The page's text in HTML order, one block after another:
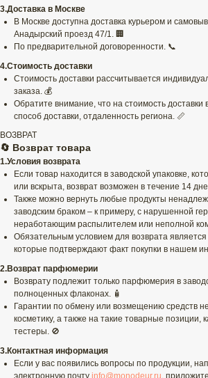
3.Доставка в Москве
В Москве доступна доставка курьером и
Анадырский проезд 47/1. 🏢
По предварительной договоренности. 📞
4.Стоимость доставки
Стоимость доставки рассчитывается
заказа. 💰
Обратите внимание, что на стоимость доставки
способ доставки, отдаленность региона. 📏
ВОЗВРАТ
🔄 Возврат товара
1.Условия возврата
Если товар находится в заводской упаковке,
или вскрыта, возврат возможен в течение 14
Также можно вернуть любые продукты
заводским браком – к примеру, с нарушенной
неработающим распылителем или неполной
Обязательным условием для возврата
которые подтверждают факт покупки в нашем
2.Возврат парфюмерии
Возврату подлежит только парфюмерия в
полноценных флаконах. 🧴
Гарантии по обмену или возмещению средств
косметику, а также на такие товарные позиции,
тестеры. 🚫
3.Контактная информация
Если у вас появились вопросы по продукции,